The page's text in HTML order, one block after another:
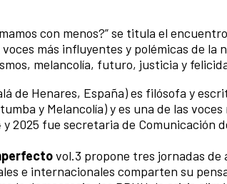
con menos?” se titula el
voces más influyentes y polémicas de
melancolía, futuro, justicia y
de Henares, España) es filósofa y
y Melancolía) y es una de las
2025 fue secretaria de Comunicación
vol.3 propone tres jornadas
e internacionales comparten su